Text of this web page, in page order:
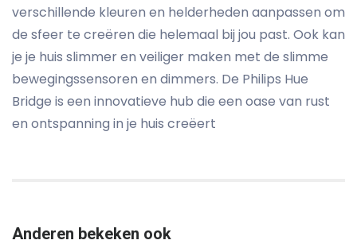
verschillende kleuren en helderheden aanpassen om
de sfeer te creëren die helemaal bij jou past. Ook kan
je je huis slimmer en veiliger maken met de slimme
bewegingssensoren en dimmers. De Philips Hue
Bridge is een innovatieve hub die een oase van rust
en ontspanning in je huis creëert
Anderen bekeken ook